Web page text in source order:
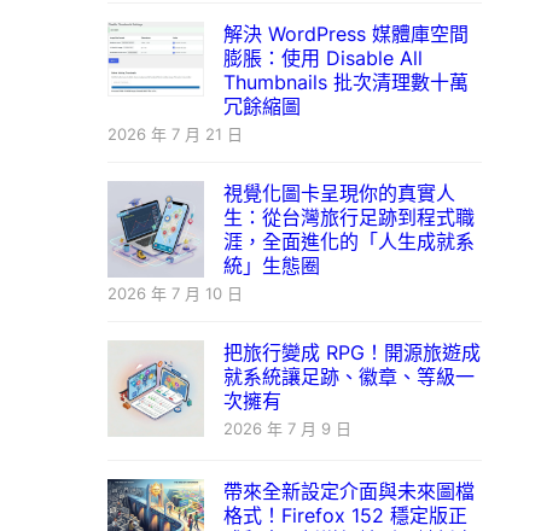
解決 WordPress 媒體庫空間
膨脹：使用 Disable All
Thumbnails 批次清理數十萬
冗餘縮圖
2026 年 7 月 21 日
視覺化圖卡呈現你的真實人
生：從台灣旅行足跡到程式職
涯，全面進化的「人生成就系
統」生態圈
2026 年 7 月 10 日
把旅行變成 RPG！開源旅遊成
就系統讓足跡、徽章、等級一
次擁有
2026 年 7 月 9 日
帶來全新設定介面與未來圖檔
格式！Firefox 152 穩定版正